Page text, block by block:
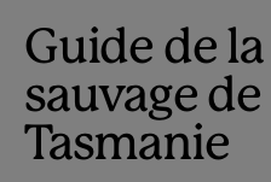
Guide de
sauvage de
Tasmanie